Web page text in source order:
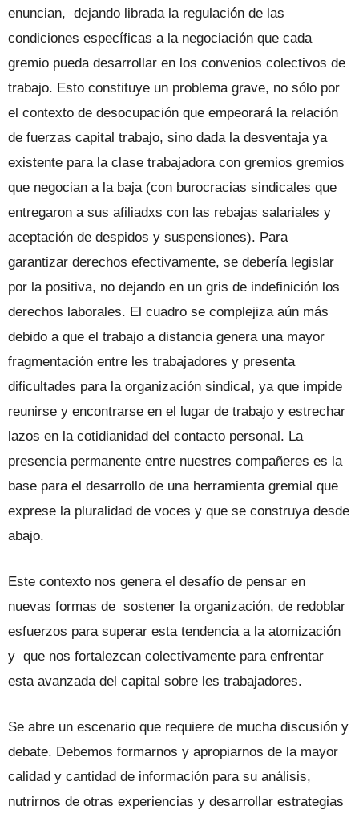
enuncian, dejando librada la regulación de las
condiciones específicas a la negociación que cada
gremio pueda desarrollar en los convenios colectivos de
trabajo. Esto constituye un problema grave, no sólo por
el contexto de desocupación que empeorará la relación
de fuerzas capital trabajo, sino dada la desventaja ya
existente para la clase trabajadora con gremios gremios
que negocian a la baja (con burocracias sindicales que
entregaron a sus afiliadxs con las rebajas salariales y
aceptación de despidos y suspensiones). Para
garantizar derechos efectivamente, se debería legislar
por la positiva, no dejando en un gris de indefinición los
derechos laborales. El cuadro se complejiza aún más
debido a que el trabajo a distancia genera una mayor
fragmentación entre les trabajadores y presenta
dificultades para la organización sindical, ya que impide
reunirse y encontrarse en el lugar de trabajo y estrechar
lazos en la cotidianidad del contacto personal. La
presencia permanente entre nuestres compañeres es la
base para el desarrollo de una herramienta gremial que
exprese la pluralidad de voces y que se construya desde
abajo.
Este contexto nos genera el desafío de pensar en
nuevas formas de sostener la organización, de redoblar
esfuerzos para superar esta tendencia a la atomización
y que nos fortalezcan colectivamente para enfrentar
esta avanzada del capital sobre les trabajadores.
Se abre un escenario que requiere de mucha discusión y
debate. Debemos formarnos y apropiarnos de la mayor
calidad y cantidad de información para su análisis,
nutrirnos de otras experiencias y desarrollar estrategias